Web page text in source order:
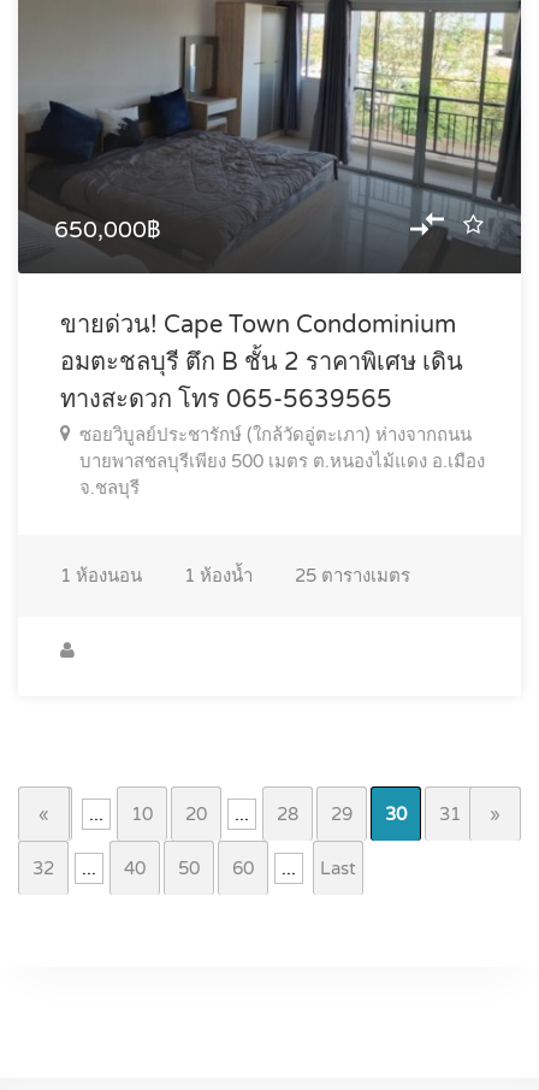
650,000฿
ขายด่วน! Cape Town Condominium
อมตะชลบุรี ตึก B ชั้น 2 ราคาพิเศษ เดิน
ทางสะดวก โทร 065-5639565
ซอยวิบูลย์ประชารักษ์ (ใกล้วัดอู่ตะเภา) ห่างจากถนน
บายพาสชลบุรีเพียง 500 เมตร ต.หนองไม้แดง อ.เมือง
จ.ชลบุรี
1 ห้องนอน 1 ห้องน้ำ 25 ตารางเมตร
First
« ... 10 20 ... 28 29 30 31
32 ... 40 50 60 ...
»
Last